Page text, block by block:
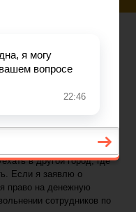
Задать вопрос юристу
на компенсацию
в одном из отделов,
Я хочу
в другой город, где
Если я заявлю о
право на денежную
сотрудников по